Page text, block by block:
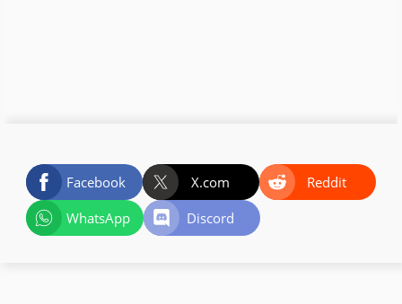
Facebook X.com
Reddit
WhatsApp
Discord